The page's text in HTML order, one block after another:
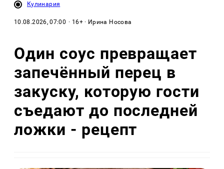
Кулинария
10.08.2026, 07:00 · 16+ · Ирина Носова
Один соус превращает
запечённый перец в
закуску, которую гости
съедают до последней
ложки - рецепт